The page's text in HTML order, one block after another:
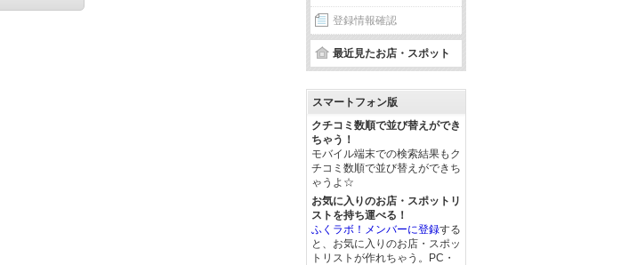
登録情報確認
最近見たお店・スポット
スマートフォン版
クチコミ数順で並び替えができ
ちゃう！
モバイル端末での検索結果もク
チコミ数順で並び替えができち
ゃうよ☆
お気に入りのお店・スポットリ
ストを持ち運べる！
ふくラボ！メンバーに登録する
と、お気に入りのお店・スポッ
トリストが作れちゃう。PC・